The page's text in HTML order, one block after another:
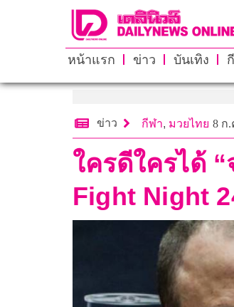
หน้าแรก ข่าว บันเทิง
ข่าว กีฬา, มวยไทย 8 ก.
ใครดีใครได้
Fight Night